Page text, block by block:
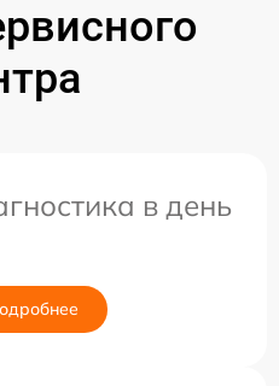
в день